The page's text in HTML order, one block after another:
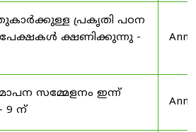
പ്രകൃതി പഠന
ക്ഷണിക്കുന്നു -
സമ്മേളനം ഇന്ന്
9 ന്